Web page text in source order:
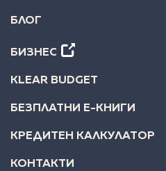
БЛОГ
БИЗНЕС
KLEAR BUDGET
БЕЗПЛАТНИ Е-КНИГИ
КРЕДИТЕН КАЛКУЛАТОР
КОНТАКТИ